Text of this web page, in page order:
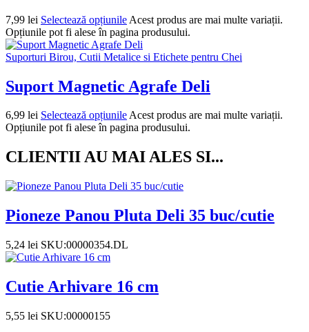
7,99 lei Selectează opțiunile Acest produs are mai multe variații.
Opțiunile pot fi alese în pagina produsului.
Suporturi Birou, Cutii Metalice si Etichete pentru Chei
Suport Magnetic Agrafe Deli
6,99 lei Selectează opțiunileAcest produs are mai multe variații.
Opțiunile pot fi alese în pagina produsului.
CLIENTII AU MAI ALES SI...
Pioneze Panou Pluta Deli 35 buc/cutie
5,24 lei SKU:00000354.DL
Cutie Arhivare 16 cm
5,55 lei SKU:00000155